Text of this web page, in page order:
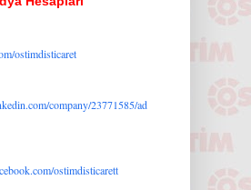
ostimdisticaret
company/23771585/ad
ostimdisticarett